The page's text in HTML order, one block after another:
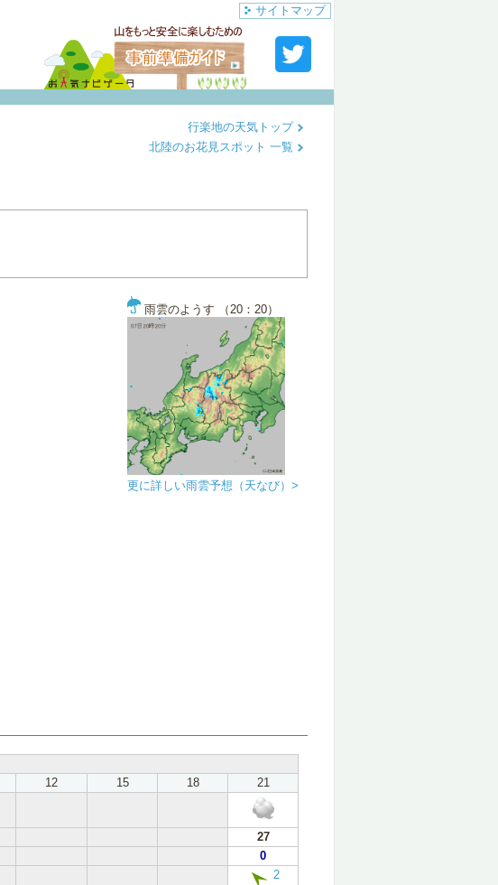
サイトマップ
行楽地の天気トップ
北陸のお花見スポット 一覧
雨雲のようす （20：20）
更に詳しい雨雲予想（天なび）>
12 15 18
21
27
0
2